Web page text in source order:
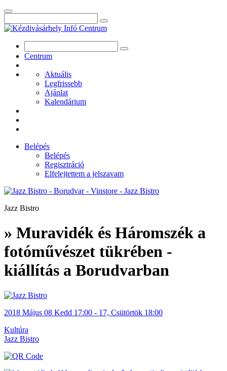
Centrum
Aktuális
Legfrissebb
Ajánlat
Kalendárium
Belépés
Belépés
Regisztráció
Elfelejtettem a jelszavam
Jazz Bistro
» Muravidék és Háromszék a
fotóművészet tükrében -
kiállítás a Borudvarban
2018 Május 08 Kedd 17:00 - 17, Csütörtök 18:00
Kultúra
Jazz Bistro